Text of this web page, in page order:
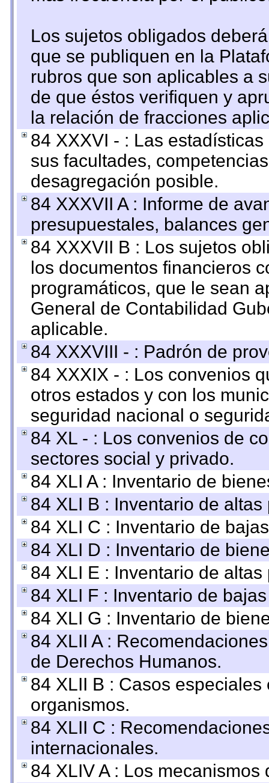
Los sujetos obligados
que se publiquen en la
rubros que son aplicables a
de que éstos verifiquen y
la relación de fracciones
84 XXXVI - : Las
sus facultades,
desagregación posible.
84 XXXVII A : Informe de
presupuestales, balances
84 XXXVII B : Los sujetos
los documentos financieros
programáticos, que le sean
General de Contabilidad
aplicable.
84 XXXVIII - : Padrón de
84 XXXIX - : Los convenios
otros estados y con los
seguridad nacional o
84 XL - : Los convenios de
sectores social y privado.
84 XLI A : Inventario de
84 XLI B : Inventario de
84 XLI C : Inventario de
84 XLI D : Inventario de
84 XLI E : Inventario de
84 XLI F : Inventario de
84 XLI G : Inventario de
84 XLII A :
de Derechos Humanos.
84 XLII B : Casos
organismos.
84 XLII C :
internacionales.
84 XLIV A : Los